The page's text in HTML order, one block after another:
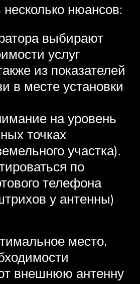
нюансов:
выбирают
услуг
из показателей
в месте установки
на уровень
точках
участка).
по
телефона
у антенны)
место.
внешнюю антенну